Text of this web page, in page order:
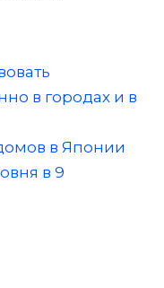
в городах и в
в Японии
в 9